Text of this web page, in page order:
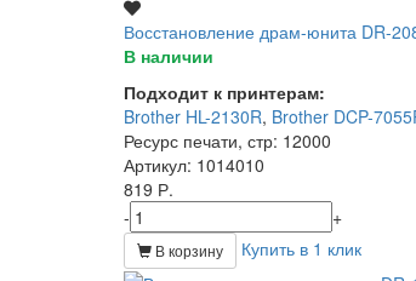
Восстановление драм-юнита DR-
В наличии
Подходит к принтерам:
Brother HL-2130R, Brother DCP-
Ресурс печати, стр: 12000
Артикул: 1014010
819 Р.
-
+
В корзину Купить в 1 клик